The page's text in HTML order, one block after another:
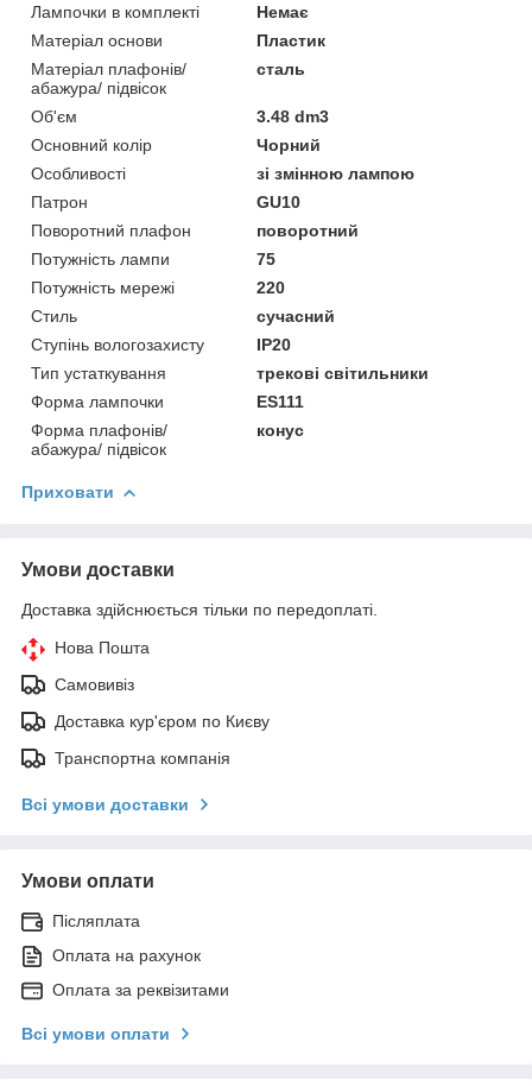
Лампочки в комплекті
Немає
Матеріал основи
Пластик
Матеріал плафонів/
абажура/ підвісок
сталь
Об'єм
3.48 dm3
Основний колір
Чорний
Особливості
зі змінною лампою
Патрон
GU10
Поворотний плафон
поворотний
Потужність лампи
75
Потужність мережі
220
Стиль
сучасний
Ступінь вологозахисту
IP20
Тип устаткування
трекові світильники
Форма лампочки
ES111
Форма плафонів/
абажура/ підвісок
конус
Приховати
Умови доставки
Доставка здійснюється тільки по передоплаті.
Нова Пошта
Самовивіз
Доставка кур'єром по Києву
Транспортна компанія
Всі умови доставки
Умови оплати
Післяплата
Оплата на рахунок
Оплата за реквізитами
Всі умови оплати